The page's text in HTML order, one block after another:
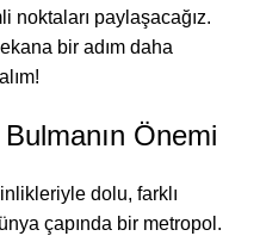
noktaları paylaşacağız.
bir adım daha
Önemi
dolu, farklı
çapında bir metropol.